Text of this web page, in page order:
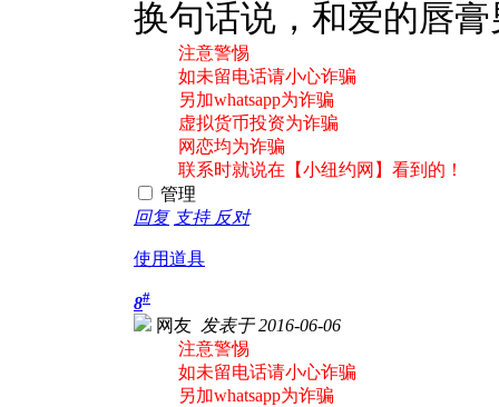
换句话说，和爱的唇
注意警惕
如未留电话请小心诈骗
另加whatsapp为诈骗
虚拟货币投资为诈骗
网恋均为诈骗
联系时就说在【小纽约网】看到的！
管理
回复 支持 反对
使用道具
8#
网友 发表于 2016-06-06
注意警惕
如未留电话请小心诈骗
另加whatsapp为诈骗